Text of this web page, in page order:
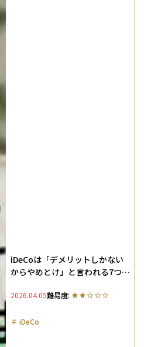
iDeCoは「デメリットしかない
からやめとけ」と言われる7つの
分け法を徹底解説
2026.04.05難易度:
＃ iDeCo